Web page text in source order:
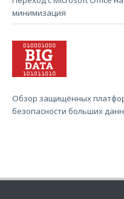
минимизация
Обзор защищённых
безопасности больших